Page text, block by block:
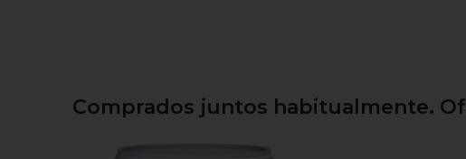
Comprados juntos habitualmente.